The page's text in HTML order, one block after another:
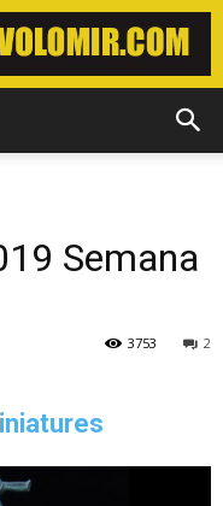
Semana
2
3753